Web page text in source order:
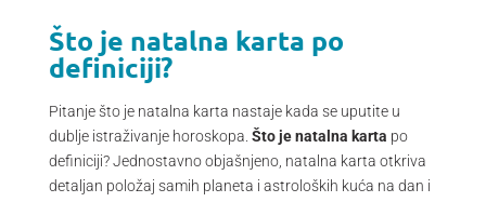
Što je natalna karta po
definiciji?
Pitanje što je natalna karta nastaje kada se uputite u
dublje istraživanje horoskopa. Što je natalna karta po
definiciji? Jednostavno objašnjeno, natalna karta otkriva
detaljan položaj samih planeta i astroloških kuća na dan i